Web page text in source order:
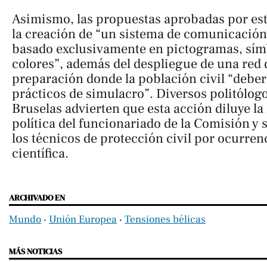
Asimismo, las propuestas aprobadas por
la creación de “un sistema de
basado exclusivamente en pictogramas,
colores”, además del despliegue de una red
preparación donde la población civil
prácticos de simulacro”. Diversos
Bruselas advierten que esta acción diluye
política del funcionariado de la Comisión y
los técnicos de protección civil por
científica.
ARCHIVADO EN
Mundo ‧ Unión Europea ‧ Tensiones bélicas
MÁS NOTICIAS